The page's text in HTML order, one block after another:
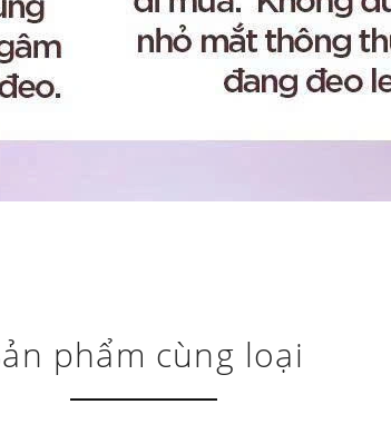
phẩm cùng loại